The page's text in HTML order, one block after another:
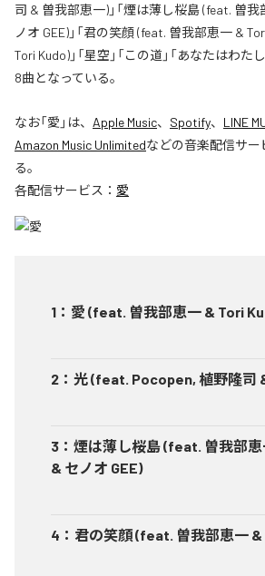
司 & 曽我部恵一)」「煙は薄し桜島 (feat. 曽
ノオ GEE)」「君の笑顔 (feat. 曽我部恵一 &
Tori Kudo)」「星空」「この道」「あなたはわ
8曲となっている。
なお「愛 」は、 Apple Music、 Spotify、 LINE
Amazon Music Unlimitedなどの音楽配信サ
る。
各配信サービス： 愛
1 ： 愛 (feat. 曽我部恵一 & Tori
2 ： 光 (feat. Pocopen, 植野隆司
3 ： 煙は薄し桜島 (feat. 曽我部恵
& セノオ GEE)
4 ： 君の笑顔 (feat. 曽我部恵一